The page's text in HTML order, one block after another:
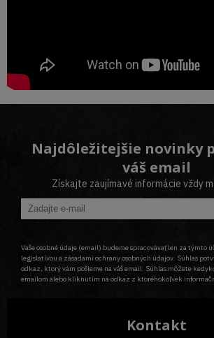
Najdôležitejšie novinky
váš email
Získajte zaujímavé informácie vždy
Vaše osobné údaje (email) budeme spracovávať len za týmto
legislatívou a zásadami ochrany osobných údajov. Súhlas
odkaz, ktorý vám pošleme na váš email. Súhlas môžete
emailom alebo kliknutím na odkaz z ktoréhokoľvek
Kontakt